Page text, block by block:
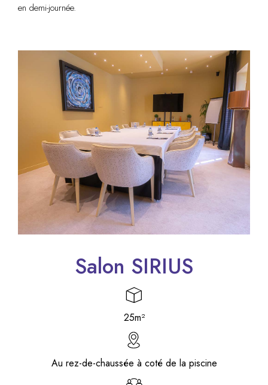
en demi-journée.
Salon SIRIUS
25m²
Au rez-de-chaussée à coté de la piscine